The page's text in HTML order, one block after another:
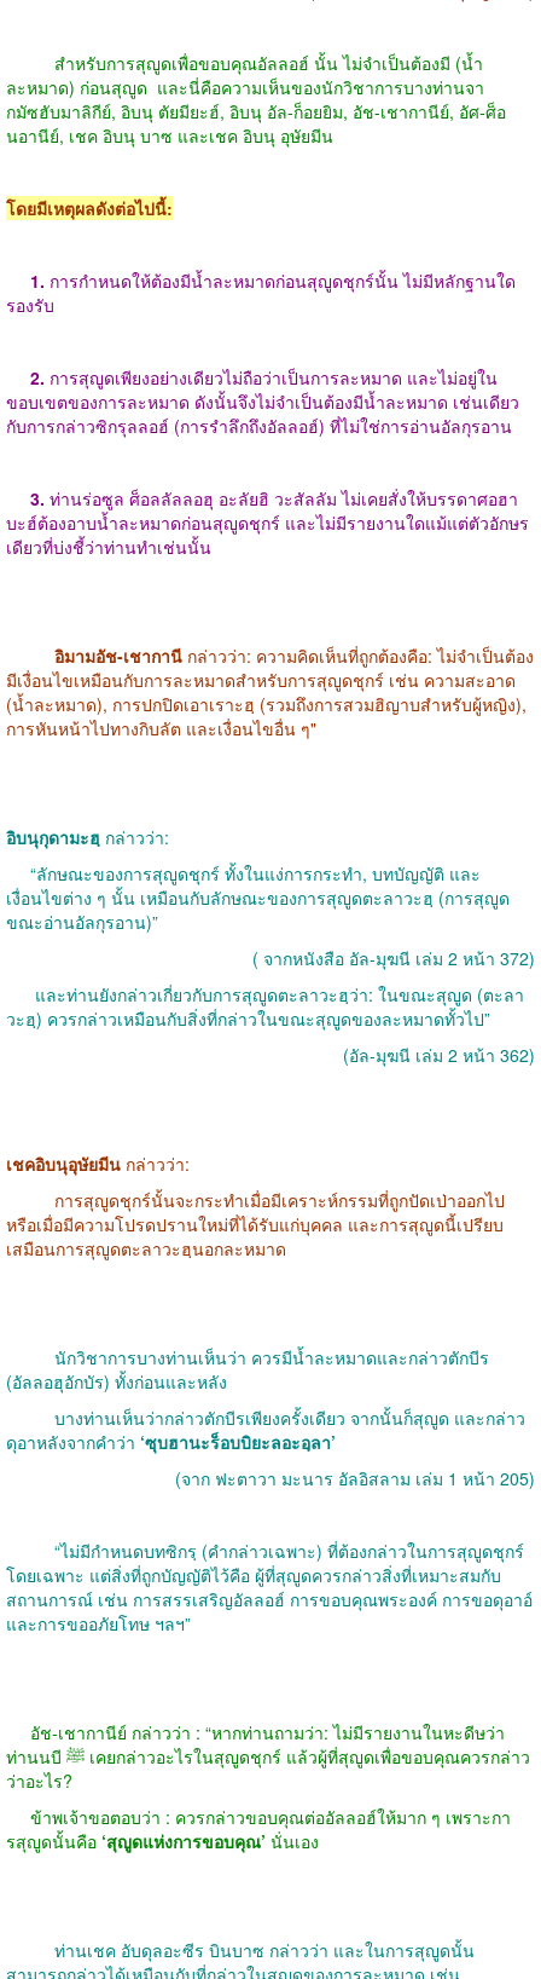
สำหรับการสุญูดเพื่อขอบคุณอัลลอฮ์ นั้น ไม่จำเป็นต้องมี (น้ำ
ละหมาด) ก่อนสุญูด และนี่คือความเห็นของนักวิชาการบางท่านจา
กมัซฮับมาลิกีย์, อิบนุ ตัยมียะฮ์, อิบนุ อัล-ก็อยยิม, อัช-เชากานีย์, อัศ-ศ็อ
นอานีย์, เชค อิบนุ บาซ และเชค อิบนุ อุษัยมีน
โดยมีเหตุผลดังต่อไปนี้:
1. การกำหนดให้ต้องมีน้ำละหมาดก่อนสุญูดชุกร์นั้น ไม่มีหลักฐานใด
รองรับ
2. การสุญูดเพียงอย่างเดียวไม่ถือว่าเป็นการละหมาด และไม่อยู่ใน
ขอบเขตของการละหมาด ดังนั้นจึงไม่จำเป็นต้องมีน้ำละหมาด เช่นเดียว
กับการกล่าวซิกรุลลอฮ์ (การรำลึกถึงอัลลอฮ์) ที่ไม่ใช่การอ่านอัลกุรอาน
3. ท่านร่อซูล ศ็อลลัลลอฮุ อะลัยฮิ วะสัลลัม ไม่เคยสั่งให้บรรดาศอฮา
บะฮ์ต้องอาบน้ำละหมาดก่อนสุญูดชุกร์ และไม่มีรายงานใดแม้แต่ตัวอักษร
เดียวที่บ่งชี้ว่าท่านทำเช่นนั้น
อิมามอัช-เชากานี กล่าวว่า: ความคิดเห็นที่ถูกต้องคือ: ไม่จำเป็นต้อง
มีเงื่อนไขเหมือนกับการละหมาดสำหรับการสุญูดชุกร์ เช่น ความสะอาด
(น้ำละหมาด), การปกปิดเอาเราะฮฺ (รวมถึงการสวมฮิญาบสำหรับผู้หญิง),
การหันหน้าไปทางกิบลัต และเงื่อนไขอื่น ๆ"
อิบนุกุดามะฮฺ กล่าวว่า:
“ลักษณะของการสุญูดชุกร์ ทั้งในแง่การกระทำ, บทบัญญัติ และ
เงื่อนไขต่าง ๆ นั้น เหมือนกับลักษณะของการสุญูดตะลาวะฮฺ (การสุญูด
ขณะอ่านอัลกุรอาน)”
( จากหนังสือ อัล-มุฆนี เล่ม 2 หน้า 372)
และท่านยังกล่าวเกี่ยวกับการสุญูดตะลาวะฮฺว่า: ในขณะสุญูด (ตะลา
วะฮฺ) ควรกล่าวเหมือนกับสิ่งที่กล่าวในขณะสุญูดของละหมาดทั้วไป”
(อัล-มุฆนี เล่ม 2 หน้า 362)
เชคอิบนุอุษัยมีน กล่าวว่า:
การสุญูดชุกร์นั้นจะกระทำเมื่อมีเคราะห์กรรมที่ถูกปัดเป่าออกไป
หรือเมื่อมีความโปรดปรานใหม่ที่ได้รับแก่บุคคล และการสุญูดนี้เปรียบ
เสมือนการสุญูดตะลาวะฮฺนอกละหมาด
นักวิชาการบางท่านเห็นว่า ควรมีน้ำละหมาดและกล่าวตักบีร
(อัลลอฮุอักบัร) ทั้งก่อนและหลัง
บางท่านเห็นว่ากล่าวตักบีรเพียงครั้งเดียว จากนั้นก็สุญูด และกล่าว
ดุอาหลังจากคำว่า ‘ซุบฮานะร็อบบิยะลอะอฺลา’
(จาก ฟะตาวา มะนาร อัลอิสลาม เล่ม 1 หน้า 205)
“ไม่มีกำหนดบทซิกรฺ (คำกล่าวเฉพาะ) ที่ต้องกล่าวในการสุญูดชุกร์
โดยเฉพาะ แต่สิ่งที่ถูกบัญญัติไว้คือ ผู้ที่สุญูดควรกล่าวสิ่งที่เหมาะสมกับ
สถานการณ์ เช่น การสรรเสริญอัลลอฮ์ การขอบคุณพระองค์ การขอดุอาอ์
และการขออภัยโทษ ฯลฯ”
อัช-เชากานีย์ กล่าวว่า : “หากท่านถามว่า: ไม่มีรายงานในหะดีษว่า
ท่านนบี ﷺ เคยกล่าวอะไรในสุญูดชุกร์ แล้วผู้ที่สุญูดเพื่อขอบคุณควรกล่าว
ว่าอะไร?
ข้าพเจ้าขอตอบว่า : ควรกล่าวขอบคุณต่ออัลลอฮ์ให้มาก ๆ เพราะกา
รสุญูดนั้นคือ ‘สุญูดแห่งการขอบคุณ’ นั่นเอง
ท่านเชค อับดุลอะซีร บินบาซ กล่าวว่า และในการสุญูดนั้น
สามารถกล่าวได้เหมือนกับที่กล่าวในสุญูดของการละหมาด เช่น